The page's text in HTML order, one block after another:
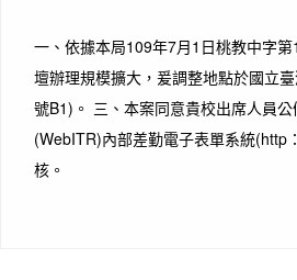
一、依據本局109年7月1日桃教中字
壇辦理規模擴大，爰調整地點於國立
號B1)。 三、本案同意貴校出席人員
(WebITR)內部差勤電子表單系統(http
核。